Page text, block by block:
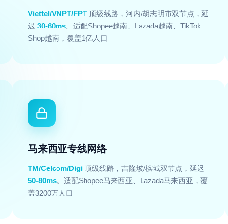
Viettel/VNPT/FPT 顶级线路，河内/胡志明市双节点，延
迟 30-60ms。适配Shopee越南、Lazada越南、TikTok
Shop越南，覆盖1亿人口
马来西亚专线网络
TM/Celcom/Digi 顶级线路，吉隆坡/槟城双节点，延迟
50-80ms。适配Shopee马来西亚、Lazada马来西亚，覆
盖3200万人口